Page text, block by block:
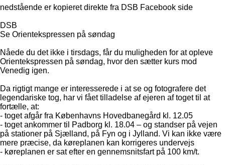
nedstående er kopieret direkte fra DSB Facebook side
DSB
Se Orientekspressen på søndag
Nåede du det ikke i tirsdags, får du muligheden for at opleve
Orientekspressen på søndag, hvor den sætter kurs mod
Venedig igen.
Da rigtigt mange er interesserede i at se og fotografere det
legendariske tog, har vi fået tilladelse af ejeren af toget til at
fortælle, at:
- toget afgår fra Københavns Hovedbanegård kl. 12.05
- toget ankommer til Padborg kl. 18.04 – og standser på vejen
på stationer på Sjælland, på Fyn og i Jylland. Vi kan ikke være
mere præcise, da køreplanen kan korrigeres undervejs
- køreplanen er sat efter en gennemsnitsfart på 100 km/t.